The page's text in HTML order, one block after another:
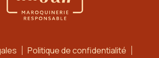
Politique de confidentialité